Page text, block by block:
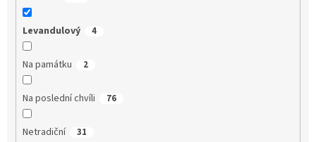
Levandulový 4
Na památku 2
Na poslední chvíli 76
Netradiční 31